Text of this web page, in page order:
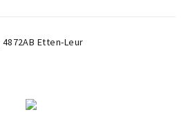
4872AB Etten-Leur